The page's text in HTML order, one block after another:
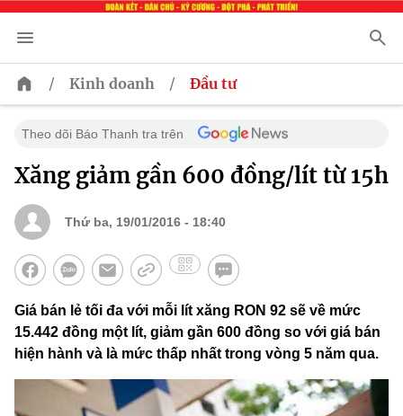
/ Kinh doanh / Đầu tư
Theo dõi Báo Thanh tra trên
Xăng giảm gần 600 đồng/lít từ 15h
Thứ ba, 19/01/2016 - 18:40
Giá bán lẻ tối đa với mỗi lít xăng RON 92 sẽ về mức
15.442 đồng một lít, giảm gần 600 đồng so với giá bán
hiện hành và là mức thấp nhất trong vòng 5 năm qua.